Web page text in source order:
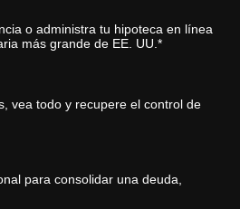
o administra tu hipoteca en línea
más grande de EE. UU.*
vea todo y recupere el control de
para consolidar una deuda,